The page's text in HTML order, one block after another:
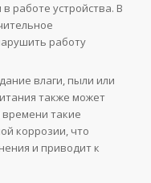
работе устройства. В
работу
влаги, пыли или
также может
такие
коррозии, что
и приводит к